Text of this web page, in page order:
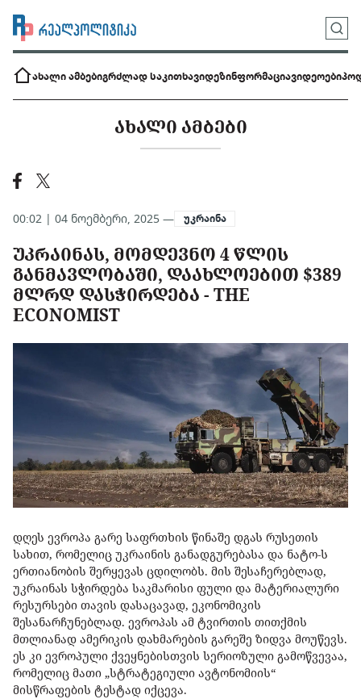
ახალი ამბებიგრძლად საკითხავიდეზინფორმაციავიდეოები
ᲐᲮᲐᲚᲘ ᲐᲛᲑᲔᲑᲘ
00:02 | 04 ნოემბერი, 2025 — უკრაინა
ᲣᲙᲠᲐᲘᲜᲐᲡ, ᲛᲝᲛᲓᲔᲕᲜᲝ 4 ᲬᲚᲘᲡ
ᲒᲐᲜᲛᲐᲕᲚᲝᲑᲐᲨᲘ, ᲓᲐᲐᲮᲚᲝᲔᲑᲘᲗ $389
ᲛᲚᲠᲓ ᲓᲐᲡᲭᲘᲠᲓᲔᲑᲐ - THE
ECONOMIST
დღეს ევროპა გარე საფრთხის წინაშე დგას რუსეთის
სახით, რომელიც უკრაინის განადგურებასა და ნატო-ს
ერთიანობის შერყევას ცდილობს. მის შესაჩერებლად,
უკრაინას სჭირდება საკმარისი ფული და მატერიალური
რესურსები თავის დასაცავად, ეკონომიკის
შესანარჩუნებლად. ევროპას ამ ტვირთის თითქმის
მთლიანად ამერიკის დახმარების გარეშე ზიდვა მოუწევს.
ეს კი ევროპული ქვეყნებისთვის სერიოზული გამოწვევაა,
რომელიც მათი „სტრატეგიული ავტონომიის“
მისწრაფების ტესტად იქცევა.